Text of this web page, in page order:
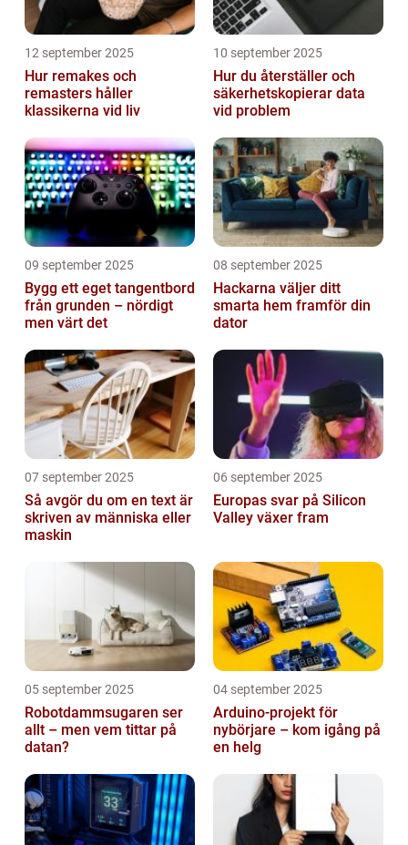
12 september 2025
Hur remakes och
remasters håller
klassikerna vid liv
10 september 2025
Hur du återställer och
säkerhetskopierar data
vid problem
09 september 2025
Bygg ett eget tangentbord
från grunden – nördigt
men värt det
08 september 2025
Hackarna väljer ditt
smarta hem framför din
dator
07 september 2025
Så avgör du om en text är
skriven av människa eller
maskin
06 september 2025
Europas svar på Silicon
Valley växer fram
05 september 2025
Robotdammsugaren ser
allt – men vem tittar på
datan?
04 september 2025
Arduino-projekt för
nybörjare – kom igång på
en helg